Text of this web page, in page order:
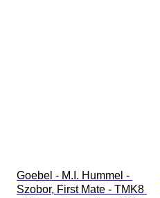
Goebel - M.I. Hummel -
Szobor, First Mate - TMK8